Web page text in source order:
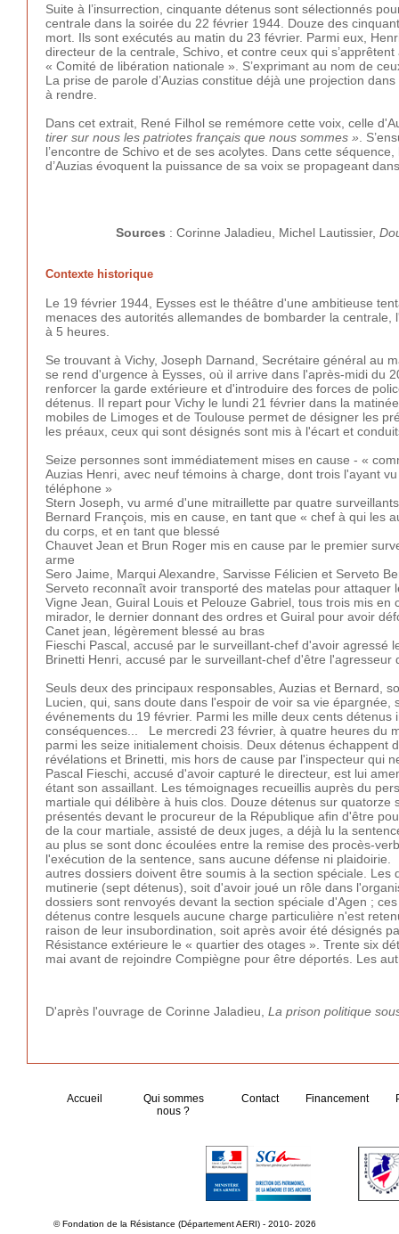
Suite à l’insurrection, cinquante détenus sont sélectionnés
centrale dans la soirée du 22 février 1944. Douze des
mort. Ils sont exécutés au matin du 23 février. Parmi eux,
directeur de la centrale, Schivo, et contre ceux qui
« Comité de libération nationale ». S’exprimant au nom de
La prise de parole d’Auzias constitue déjà une projection
à rendre.
Dans cet extrait, René Filhol se remémore cette voix, celle
tirer sur nous les patriotes français que nous sommes » .
l’encontre de Schivo et de ses acolytes. Dans cette
d’Auzias évoquent la puissance de sa voix se propageant
Sources : Corinne Jaladieu, Michel Lautissier,
Contexte historique
Le 19 février 1944, Eysses est le théâtre d'une ambitieuse
menaces des autorités allemandes de bombarder la
à 5 heures.
Se trouvant à Vichy, Joseph Darnand, Secrétaire général au
se rend d'urgence à Eysses, où il arrive dans l'après-midi du
renforcer la garde extérieure et d'introduire des forces de
détenus. Il repart pour Vichy le lundi 21 février dans la
mobiles de Limoges et de Toulouse permet de désigner les
les préaux, ceux qui sont désignés sont mis à l'écart et
Seize personnes sont immédiatement mises en cause - «
Auzias Henri, avec neuf témoins à charge, dont trois l'ayant
téléphone »
Stern Joseph, vu armé d'une mitraillette par quatre surveillants
Bernard François, mis en cause, en tant que « chef à qui les
du corps, et en tant que blessé
Chauvet Jean et Brun Roger mis en cause par le premier
arme
Sero Jaime, Marqui Alexandre, Sarvisse Félicien et Serveto
Serveto reconnaît avoir transporté des matelas pour
Vigne Jean, Guiral Louis et Pelouze Gabriel, tous trois mis
mirador, le dernier donnant des ordres et Guiral pour avoir
Canet jean, légèrement blessé au bras
Fieschi Pascal, accusé par le surveillant-chef d'avoir agressé
Brinetti Henri, accusé par le surveillant-chef d'être
Seuls deux des principaux responsables, Auzias et Bernard,
Lucien, qui, sans doute dans l'espoir de voir sa vie
événements du 19 février. Parmi les mille deux cents
conséquences... Le mercredi 23 février, à quatre heures du
parmi les seize initialement choisis. Deux détenus
révélations et Brinetti, mis hors de cause par l'inspecteur qui
Pascal Fieschi, accusé d'avoir capturé le directeur, est lui
étant son assaillant. Les témoignages recueillis auprès du
martiale qui délibère à huis clos. Douze détenus sur
présentés devant le procureur de la République afin d'être
de la cour martiale, assisté de deux juges, a déjà lu la
au plus se sont donc écoulées entre la remise des procès-
l'exécution de la sentence, sans aucune défense ni
autres dossiers doivent être soumis à la section spéciale.
mutinerie (sept détenus), soit d'avoir joué un rôle dans
dossiers sont renvoyés devant la section spéciale d'Agen ;
détenus contre lesquels aucune charge particulière n'est
raison de leur insubordination, soit après avoir été désignés
Résistance extérieure le « quartier des otages ». Trente six
mai avant de rejoindre Compiègne pour être déportés. Les
D'après l'ouvrage de Corinne Jaladieu, La prison politique
Accueil
Qui sommes
nous ?
Contact Financement
© Fondation de la Résistance (Département AERI) - 2010- 2026